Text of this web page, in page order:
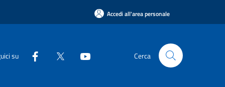
Accedi all'area personale
su Cerca